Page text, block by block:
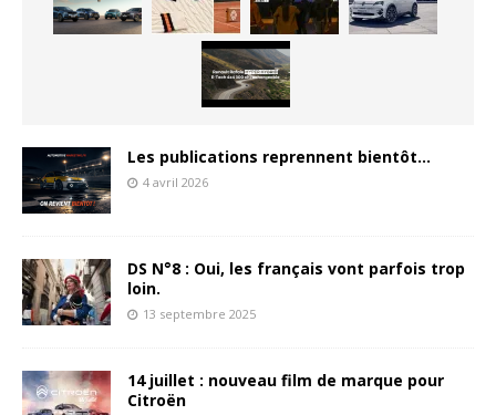
Les publications reprennent bientôt…
4 avril 2026
DS N°8 : Oui, les français vont parfois trop
loin.
13 septembre 2025
14 juillet : nouveau film de marque pour
Citroën